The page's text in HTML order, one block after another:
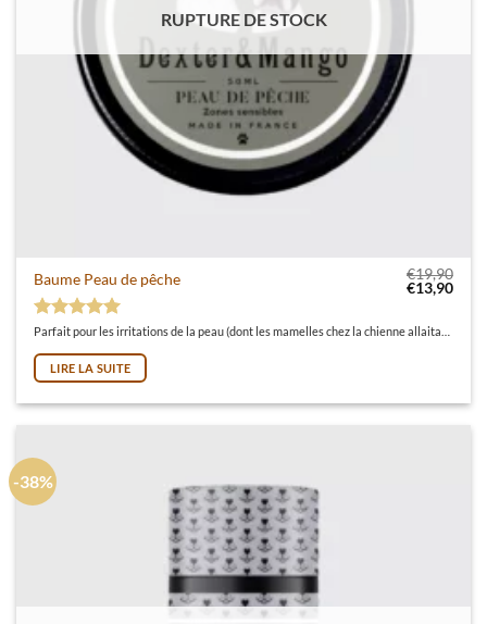
RUPTURE DE STOCK
Baume Peau de pêche
Note5sur 5
€19,90
Le prix
€13,90Le
LIRE LA SUITE
-38%